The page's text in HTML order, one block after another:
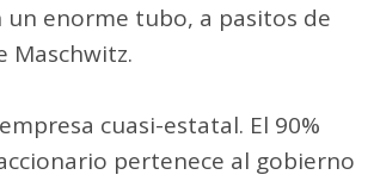
un enorme tubo, a pasitos de
Maschwitz.
cuasi-estatal. El 90%
pertenece al gobierno